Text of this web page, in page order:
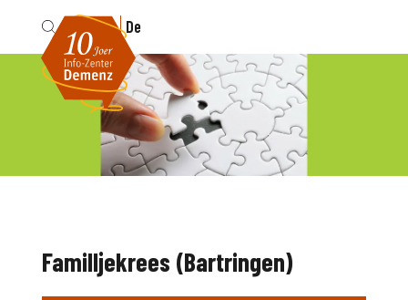
Fr De
Familljekrees (Bartringen)